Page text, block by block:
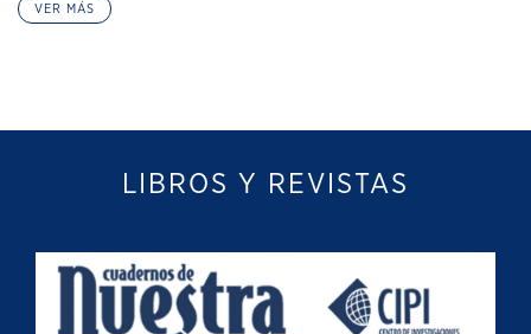
VER MÁS
LIBROS Y REVISTAS